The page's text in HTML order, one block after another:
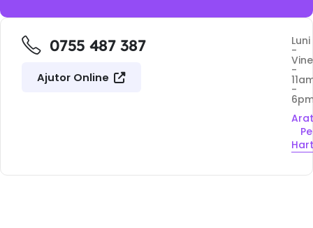
0755 487 387
Ajutor Online
Luni
-
-
-
Pe